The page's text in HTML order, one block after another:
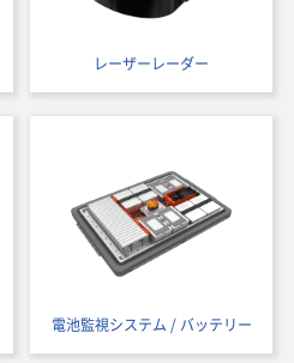
レーザーレーダー
電池監視システム / バッテリー